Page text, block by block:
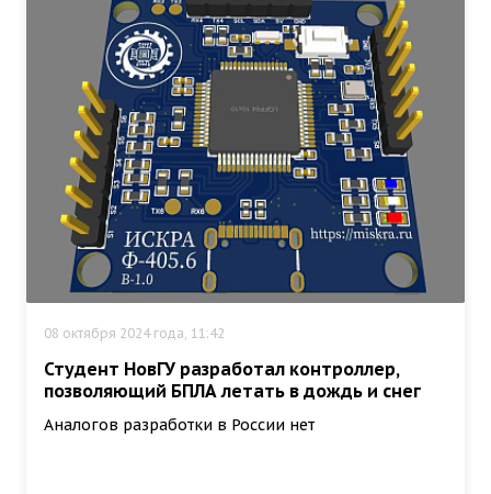
08 октября 2024 года, 11:42
Студент НовГУ разработал контроллер,
позволяющий БПЛА летать в дождь и снег
Аналогов разработки в России нет